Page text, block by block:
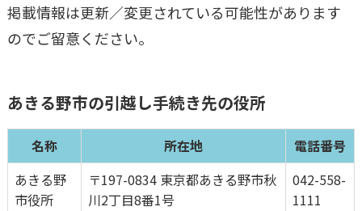
掲載情報は更新／変更されている可能性があります
のでご留意ください。
あきる野市の引越し手続き先の役所
名称 所在地
電話番号
あきる野
市役所
〒197-0834 東京都あきる野市秋
川2丁目8番1号
042-558-
1111